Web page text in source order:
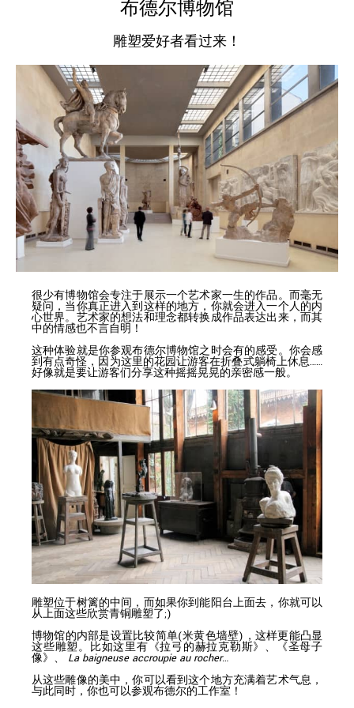
布德尔博物馆
雕塑爱好者看过来！
很少有博物馆会专注于展示一个艺术家一生的作品。而毫无
疑问，当你真正进入到这样的地方，你就会进入一个人的内
心世界。艺术家的想法和理念都转换成作品表达出来，而其
中的情感也不言自明！
这种体验就是你参观布德尔博物馆之时会有的感受。你会感
到有点奇怪，因为这里的花园让游客在折叠式躺椅上休息……
好像就是要让游客们分享这种摇摇晃晃的亲密感一般。
雕塑位于树篱的中间，而如果你到能阳台上面去，你就可以
从上面这些欣赏青铜雕塑了;)
博物馆的内部是设置比较简单(米黄色墙壁)，这样更能凸显
这些雕塑。比如这里有《拉弓的赫拉克勒斯》、《圣母子
像》、
La baigneuse accroupie au rocher…
从这些雕像的美中，你可以看到这个地方充满着艺术气息，
与此同时，你也可以参观布德尔的工作室！